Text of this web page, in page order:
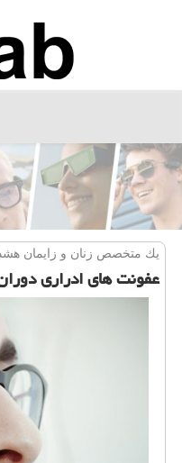
یك متخصص زنان و زایمان
عفونت های ادراری